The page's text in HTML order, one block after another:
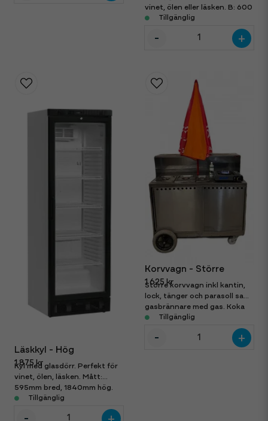
vinet, ölen eller läsken. B: 600
D: 520 H: 870 mm
Tillgänglig
- +
Läskkyl - Hög
1 875 kr
Kyl med glasdörr. Perfekt för
vinet, ölen, läsken. Mått:
595mm bred, 1840mm hög.
Tillgänglig
Korvvagn - Större
1 625 kr
Större korvvagn inkl kantin,
lock, tänger och parasoll samt
gasbrännare med gas. Koka
upp vatten och servera. Mått:
Tillgänglig
- +